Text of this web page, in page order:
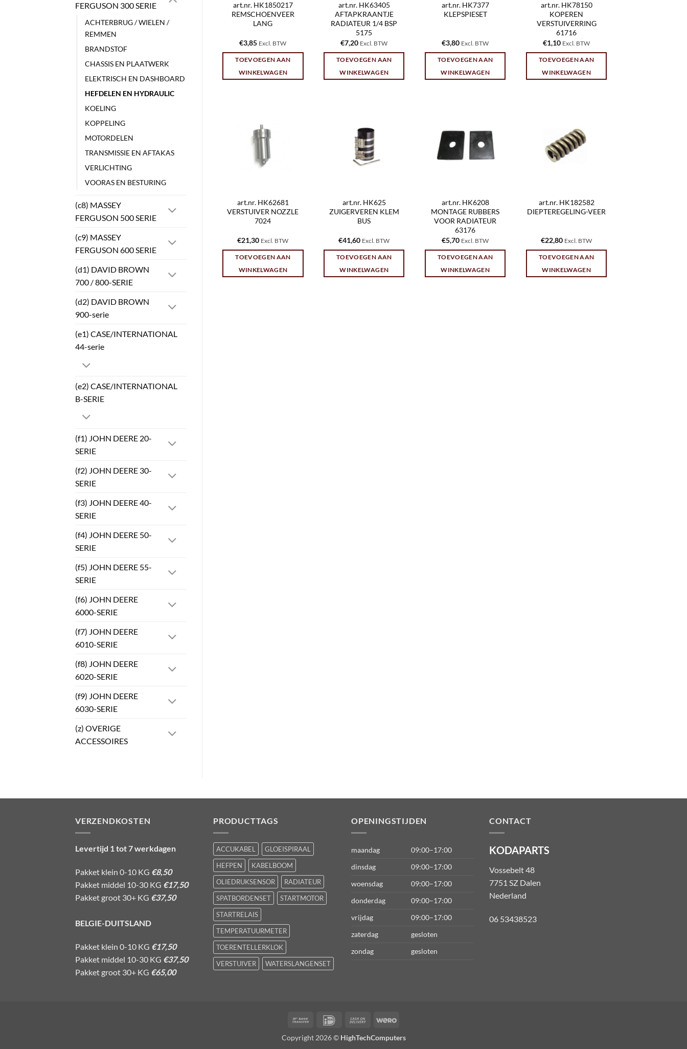
FERGUSON 300 SERIE
ACHTERBRUG / WIELEN /
REMMEN
BRANDSTOF
CHASSIS EN PLAATWERK
ELEKTRISCH EN DASHBOARD
HEFDELEN EN HYDRAULIC
KOELING
KOPPELING
MOTORDELEN
TRANSMISSIE EN AFTAKAS
VERLICHTING
VOORAS EN BESTURING
(c8) MASSEY
FERGUSON 500 SERIE
(c9) MASSEY
FERGUSON 600 SERIE
(d1) DAVID BROWN
700 / 800-SERIE
(d2) DAVID BROWN
900-serie
(e1) CASE/INTERNATIONAL
44-serie
(e2) CASE/INTERNATIONAL
B-SERIE
(f1) JOHN DEERE 20-
SERIE
(f2) JOHN DEERE 30-
SERIE
(f3) JOHN DEERE 40-
SERIE
(f4) JOHN DEERE 50-
SERIE
(f5) JOHN DEERE 55-
SERIE
(f6) JOHN DEERE
6000-SERIE
(f7) JOHN DEERE
6010-SERIE
(f8) JOHN DEERE
6020-SERIE
(f9) JOHN DEERE
6030-SERIE
(z) OVERIGE
ACCESSOIRES
art.nr. HK1850217
REMSCHOENVEER
LANG
€3,85 Excl. BTW
TOEVOEGEN AAN
WINKELWAGEN
art.nr. HK63405
AFTAPKRAANTJE
RADIATEUR 1/4 BSP
5175
€7,20 Excl. BTW
TOEVOEGEN AAN
WINKELWAGEN
art.nr. HK7377
KLEPSPIESET
€3,80 Excl. BTW
TOEVOEGEN AAN
WINKELWAGEN
art.nr. HK78150
KOPEREN
VERSTUIVERRING
61716
€1,10 Excl. BTW
TOEVOEGEN AAN
WINKELWAGEN
art.nr. HK62681
VERSTUIVER NOZZLE
7024
€21,30 Excl. BTW
TOEVOEGEN AAN
WINKELWAGEN
art.nr. HK625
ZUIGERVEREN KLEM
BUS
€41,60 Excl. BTW
TOEVOEGEN AAN
WINKELWAGEN
art.nr. HK6208
MONTAGE RUBBERS
VOOR RADIATEUR
63176
€5,70 Excl. BTW
TOEVOEGEN AAN
WINKELWAGEN
art.nr. HK182582
DIEPTEREGELING-VEER
€22,80 Excl. BTW
TOEVOEGEN AAN
WINKELWAGEN
VERZENDKOSTEN
Levertijd 1 tot 7 werkdagen
Pakket klein 0-10 KG €8,50
Pakket middel 10-30 KG €17,50
Pakket groot 30+ KG €37,50
BELGIE-DUITSLAND
Pakket klein 0-10 KG €17,50
Pakket middel 10-30 KG €37,50
Pakket groot 30+ KG €65,00
PRODUCTTAGS
ACCUKABEL
GLOEISPIRAAL
HEFPEN
KABELBOOM
OLIEDRUKSENSOR
RADIATEUR
SPATBORDENSET
STARTMOTOR
STARTRELAIS
TEMPERATUURMETER
TOERENTELLERKLOK
VERSTUIVER
WATERSLANGENSET
OPENINGSTIJDEN
maandag
09:00–17:00
dinsdag
09:00–17:00
woensdag
09:00–17:00
donderdag
09:00–17:00
vrijdag
09:00–17:00
zaterdag
gesloten
zondag
gesloten
CONTACT
KODAPARTS
Vossebelt 48
7751 SZ Dalen
Nederland
06 53438523
Bank
IDeal
Cash
Delivery
Wero
Copyright 2026 © HighTechComputers